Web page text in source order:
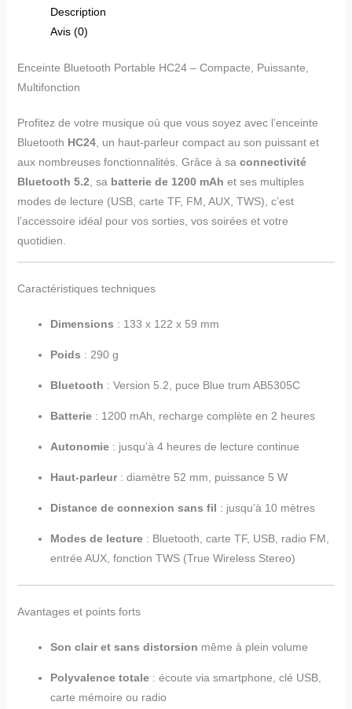
Description
Avis (0)
Enceinte Bluetooth Portable HC24 – Compacte, Puissante,
Multifonction
Profitez de votre musique où que vous soyez avec l’enceinte
Bluetooth HC24, un haut-parleur compact au son puissant et
aux nombreuses fonctionnalités. Grâce à sa connectivité
Bluetooth 5.2 , sa batterie de 1200 mAh et ses multiples
modes de lecture (USB, carte TF, FM, AUX, TWS), c’est
l’accessoire idéal pour vos sorties, vos soirées et votre
quotidien.
Caractéristiques techniques
Dimensions : 133 x 122 x 59 mm
Poids : 290 g
Bluetooth : Version 5.2, puce Blue trum AB5305C
Batterie: 1200 mAh, recharge complète en 2 heures
Autonomie: jusqu’à 4 heures de lecture continue
Haut-parleur: diamètre 52 mm, puissance 5 W
Distance de connexion sans fil : jusqu’à 10 mètres
Modes de lecture: Bluetooth, carte TF, USB, radio FM,
entrée AUX, fonction TWS (True Wireless Stereo)
Avantages et points forts
Son clair et sans distorsion même à plein volume
Polyvalence totale: écoute via smartphone, clé USB,
carte mémoire ou radio